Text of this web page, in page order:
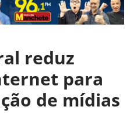
reduz
para
de mídias